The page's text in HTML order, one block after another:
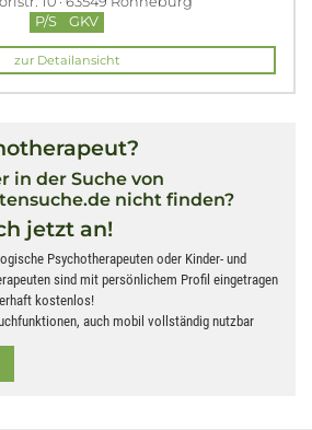
P/S
GKV
zur Detailansicht
in der Suche von
nicht finden?
jetzt an!
Psychotherapeuten oder Kinder- und
sind mit persönlichem Profil eingetragen
kostenlos!
auch mobil vollständig nutzbar